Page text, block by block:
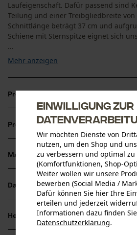
Laufeigenschaft. Dafür passend sind
Teilung und einer Treibgliedbreite von
Schnittlänge beträgt 37 cm und
Schiene mit Sternspitze eignet sich
...
Mehr anzeigen
Produktvorteile
Hohe Stabilität dank einer
entweichen lässt.
Erhöhte Lebensdauer und
Schiene
Produktinformationen
Produktdetails
Aktivitätstyp
Altersgruppe
Material & Pflege
Material
Hauptmaterial
Datenblätter
Produktsicherheitsdatenblatt (PDF)
Herstellerinformationen
Einwilligung zur
Wir möchten Dienste von
nutzen, um den Shop und
zu verbessern und optimal zu
(Komfortfunktionen, Shop-
Weiter wollen wir unsere
bewerben (Social Media /
Dafür können Sie hier Ihre
erteilen und jederzeit
Informationen dazu finden
Datenschutzerklärung.